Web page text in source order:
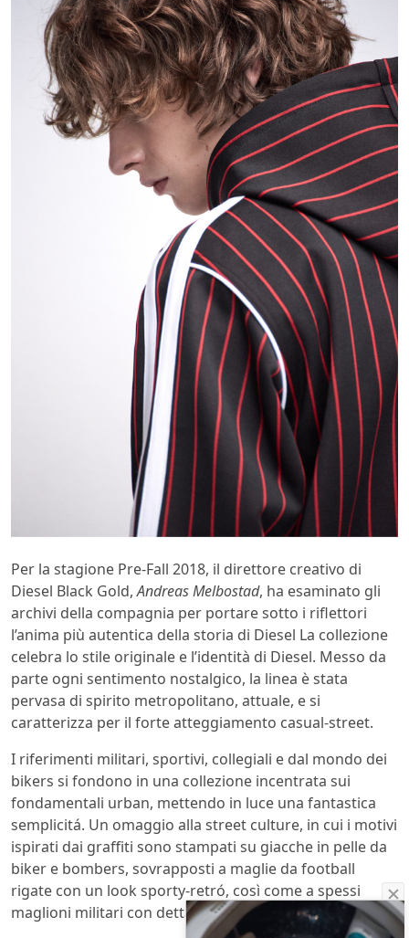
Per la stagione Pre-Fall 2018, il direttore creativo di
Diesel Black Gold,Andreas Melbostad, ha esaminato gli
archivi della compagnia per portare sotto i riflettori
l’anima più autentica della storia di Diesel La collezione
celebra lo stile originale e l’identità di Diesel. Messo da
parte ogni sentimento nostalgico, la linea è stata
pervasa di spirito metropolitano, attuale, e si
caratterizza per il forte atteggiamento casual-street.
I riferimenti militari, sportivi, collegiali e dal mondo dei
bikers si fondono in una collezione incentrata sui
fondamentali urban, mettendo in luce una fantastica
semplicitá. Un omaggio alla street culture, in cui i motivi
ispirati dai graffiti sono stampati su giacche in pelle da
biker e bombers, sovrapposti a maglie da football
rigate con un look sporty-retró, così come a spessi
maglioni militari con dettagli sdruciti.